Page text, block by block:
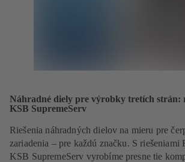
Náhradné diely pre výrobky tretích strán:
KSB SupremeServ
Riešenia náhradných dielov na mieru pre
zariadenia – pre každú značku. S
KSB SupremeServ vyrobíme presne tie